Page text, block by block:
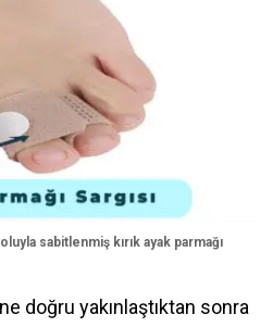
sabitlenmiş kırık ayak parmağı
doğru yakınlaştıktan sonra